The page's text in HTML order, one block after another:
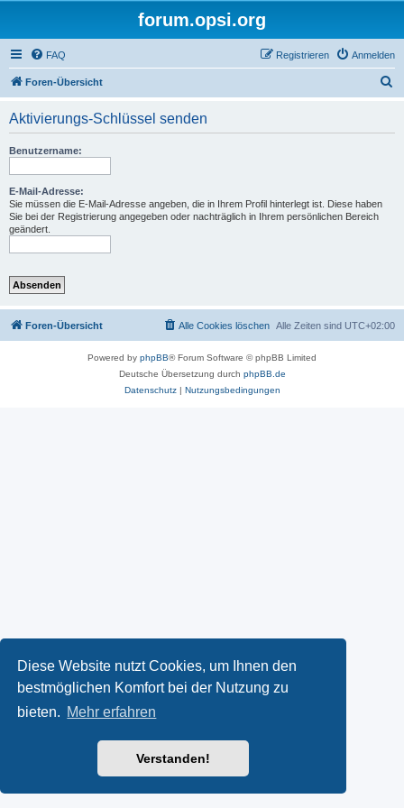
Diese Website nutzt Cookies, um Ihnen den
bestmöglichen Komfort bei der Nutzung zu
bieten. Mehr erfahren
Verstanden!
forum.opsi.org
FAQ Anmelden
Registrieren
Foren-Übersicht
Aktivierungs-Schlüssel senden
Benutzername:
E-Mail-Adresse:
Sie müssen die E-Mail-Adresse angeben, die in Ihrem Profil hinterlegt ist. Diese haben
Sie bei der Registrierung angegeben oder nachträglich in Ihrem persönlichen Bereich
geändert.
Foren-Übersicht Alle Zeiten sind UTC+02:00
Alle Cookies löschen
Powered by phpBB® Forum Software © phpBB Limited
Deutsche Übersetzung durch phpBB.de
Datenschutz| Nutzungsbedingungen